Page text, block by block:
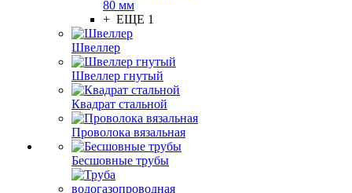
80 мм
+ ЕЩЕ 1
Швеллер
Швеллер гнутый
Квадрат стальной
Проволока вязальная
Бесшовные трубы